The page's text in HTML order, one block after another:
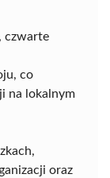
czwarte
co
na lokalnym
oraz